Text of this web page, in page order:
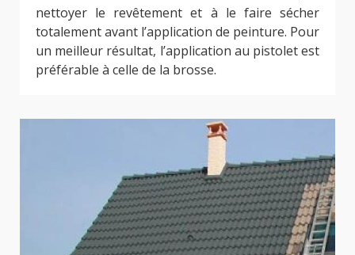
nettoyer le revêtement et à le faire sécher
totalement avant l’application de peinture. Pour
un meilleur résultat, l’application au pistolet est
préférable à celle de la brosse.